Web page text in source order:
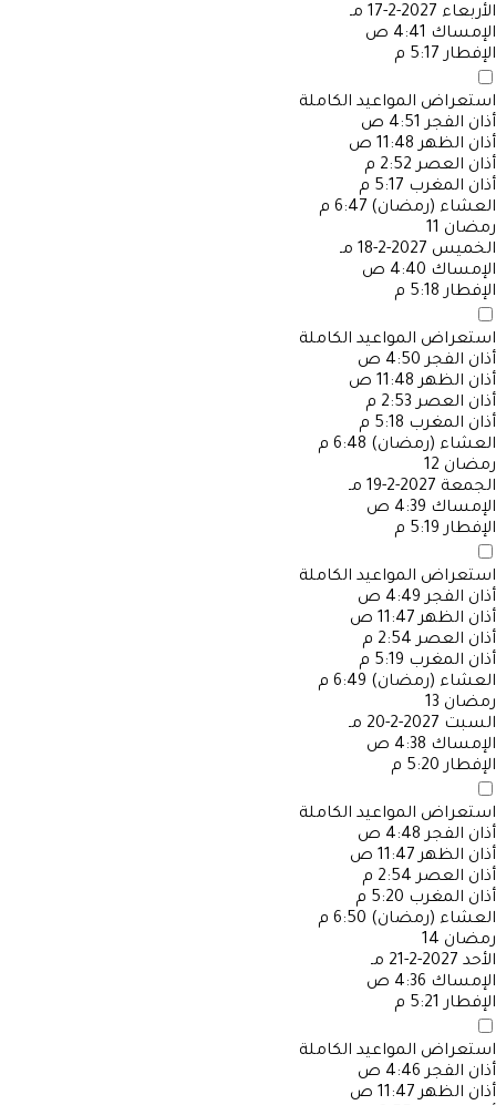
الأربعاء 2027-2-17 مـ
الإمساك 4:41 ص
الإفطار 5:17 م
استعراض المواعيد الكاملة
أذان الفجر 4:51 ص
أذان الظهر 11:48 ص
أذان العصر 2:52 م
أذان المغرب 5:17 م
العشاء (رمضان) 6:47 م
رمضان 11
الخميس 2027-2-18 مـ
الإمساك 4:40 ص
الإفطار 5:18 م
استعراض المواعيد الكاملة
أذان الفجر 4:50 ص
أذان الظهر 11:48 ص
أذان العصر 2:53 م
أذان المغرب 5:18 م
العشاء (رمضان) 6:48 م
رمضان 12
الجمعة 2027-2-19 مـ
الإمساك 4:39 ص
الإفطار 5:19 م
استعراض المواعيد الكاملة
أذان الفجر 4:49 ص
أذان الظهر 11:47 ص
أذان العصر 2:54 م
أذان المغرب 5:19 م
العشاء (رمضان) 6:49 م
رمضان 13
السبت 2027-2-20 مـ
الإمساك 4:38 ص
الإفطار 5:20 م
استعراض المواعيد الكاملة
أذان الفجر 4:48 ص
أذان الظهر 11:47 ص
أذان العصر 2:54 م
أذان المغرب 5:20 م
العشاء (رمضان) 6:50 م
رمضان 14
الأحد 2027-2-21 مـ
الإمساك 4:36 ص
الإفطار 5:21 م
استعراض المواعيد الكاملة
أذان الفجر 4:46 ص
أذان الظهر 11:47 ص